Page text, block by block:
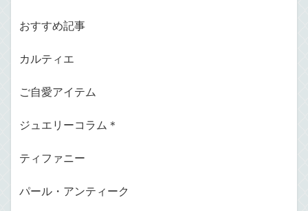
おすすめ記事
カルティエ
ご自愛アイテム
ジュエリーコラム＊
ティファニー
パール・アンティーク